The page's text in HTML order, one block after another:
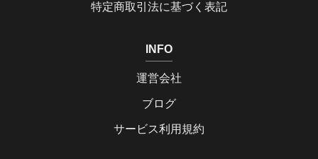
特定商取引法に基づく表記
INFO
運営会社
ブログ
サービス利用規約